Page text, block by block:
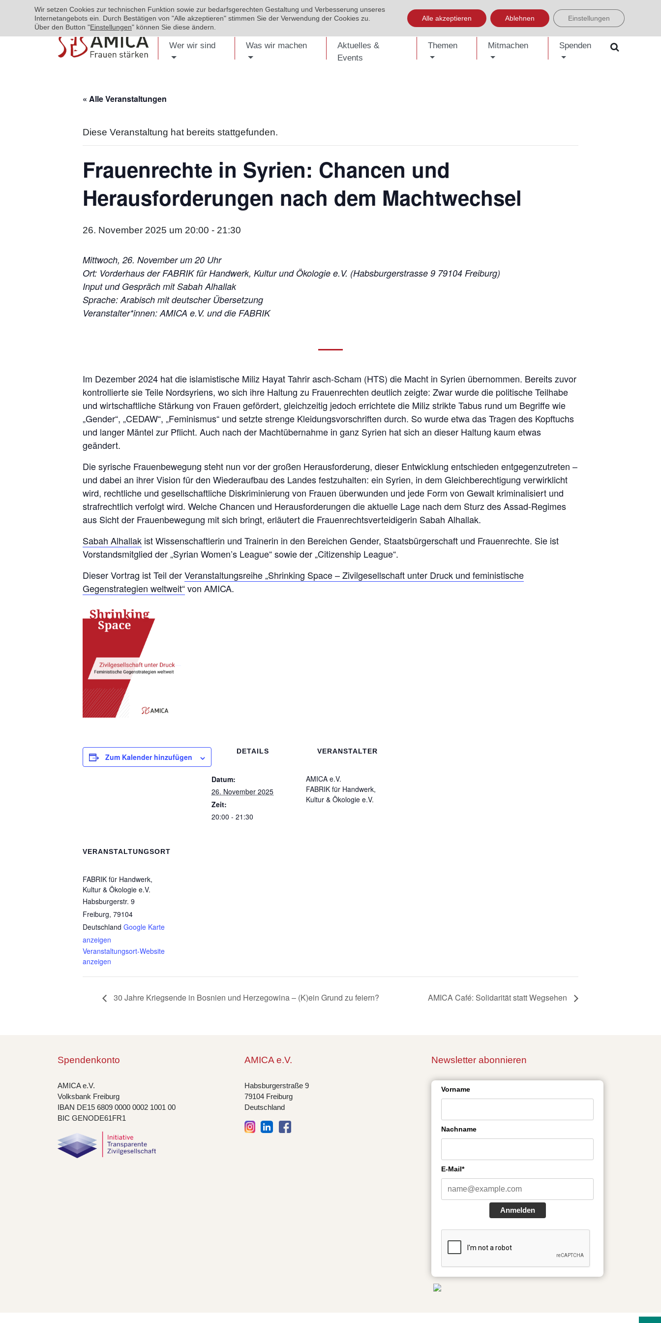
EVENTS PUBLIKATIONEN KONTAKT SHOP ENGLISH العربية УКРАЇНСЬКА BOSANSKI EINFACHE SPRACHE
Wer wir sind Was wir machen
Aktuelles &
Events
Themen Mitmachen Spenden
« Alle Veranstaltungen
Diese Veranstaltung hat bereits stattgefunden.
Frauenrechte in Syrien: Chancen und
Herausforderungen nach dem Machtwechsel
26. November 2025 um 20:00 - 21:30
Mittwoch, 26. November um 20 Uhr
Ort: Vorderhaus der FABRIK für Handwerk, Kultur und Ökologie e.V. (Habsburgerstrasse 9 79104 Freiburg)
Input und Gespräch mit Sabah Alhallak
Sprache: Arabisch mit deutscher Übersetzung
Veranstalter*innen: AMICA e.V. und die FABRIK
Im Dezember 2024 hat die islamistische Miliz Hayat Tahrir asch-Scham (HTS) die Macht in Syrien übernommen. Bereits zuvor
kontrollierte sie Teile Nordsyriens, wo sich ihre Haltung zu Frauenrechten deutlich zeigte: Zwar wurde die politische Teilhabe
und wirtschaftliche Stärkung von Frauen gefördert, gleichzeitig jedoch errichtete die Miliz strikte Tabus rund um Begriffe wie
„Gender“, „CEDAW“, „Feminismus“ und setzte strenge Kleidungsvorschriften durch. So wurde etwa das Tragen des Kopftuchs
und langer Mäntel zur Pflicht. Auch nach der Machtübernahme in ganz Syrien hat sich an dieser Haltung kaum etwas
geändert.
Die syrische Frauenbewegung steht nun vor der großen Herausforderung, dieser Entwicklung entschieden entgegenzutreten –
und dabei an ihrer Vision für den Wiederaufbau des Landes festzuhalten: ein Syrien, in dem Gleichberechtigung verwirklicht
wird, rechtliche und gesellschaftliche Diskriminierung von Frauen überwunden und jede Form von Gewalt kriminalisiert und
strafrechtlich verfolgt wird. Welche Chancen und Herausforderungen die aktuelle Lage nach dem Sturz des Assad-Regimes
aus Sicht der Frauenbewegung mit sich bringt, erläutert die Frauenrechtsverteidigerin Sabah Alhallak.
Sabah Alhallak ist Wissenschaftlerin und Trainerin in den Bereichen Gender, Staatsbürgerschaft und Frauenrechte. Sie ist
Vorstandsmitglied der „Syrian Women’s League“ sowie der „Citizenship League“.
Dieser Vortrag ist Teil derVeranstaltungsreihe „Shrinking Space – Zivilgesellschaft unter Druck und feministische
Gegenstrategien weltweit“von AMICA.
Zum Kalender hinzufügen
DETAILS
Datum:
26. November 2025
Zeit:
20:00 - 21:30
VERANSTALTER
AMICA e.V.
FABRIK für Handwerk,
Kultur & Ökologie e.V.
VERANSTALTUNGSORT
FABRIK für Handwerk,
Kultur & Ökologie e.V.
Habsburgerstr. 9
Freiburg, 79104
Deutschland Google Karte
anzeigen
Veranstaltungsort-Website
anzeigen
30 Jahre Kriegsende in Bosnien und Herzegowina – (K)ein Grund zu feiern? AMICA Café: Solidarität statt Wegsehen
Spendenkonto
AMICA e.V.
Volksbank Freiburg
IBAN DE15 6809 0000 0002 1001 00
BIC GENODE61FR1
AMICA e.V.
Habsburgerstraße 9
79104 Freiburg
Deutschland
Newsletter abonnieren
Vorname
Nachname
E-Mail*
Anmelden
Wir setzen Cookies zur technischen Funktion sowie zur bedarfsgerechten Gestaltung und Verbesserung unseres
Internetangebots ein. Durch Bestätigen von "Alle akzeptieren" stimmen Sie der Verwendung der Cookies zu.
Über den Button "Einstellungen" können Sie diese ändern.
Alle akzeptieren Ablehnen Einstellungen